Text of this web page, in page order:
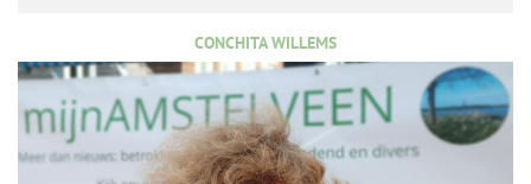
CONCHITA WILLEMS